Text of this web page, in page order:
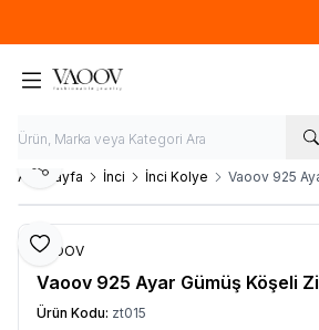
Ana Sayfa İnci İnci Kolye Vaoov 925
Favoriye Ekle
Paylaş
VAOOV
Vaoov 925 Ayar Gümüş Köşeli
Ürün Kodu: zt015